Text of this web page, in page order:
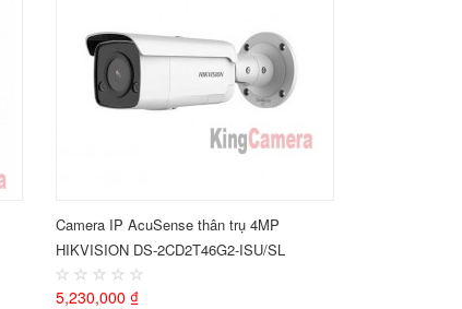
Camera IP AcuSense thân trụ 4MP
HIKVISION DS-2CD2T46G2-ISU/SL
5,230,000 ₫